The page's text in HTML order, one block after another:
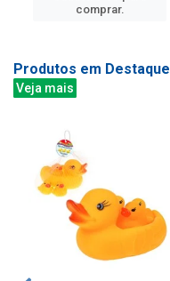
comprar.
Produtos em Destaque
Veja mais